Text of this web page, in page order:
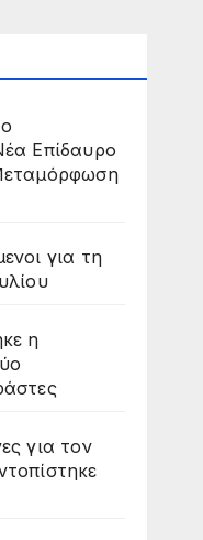
Επίδαυρο
για τη
η
για τον